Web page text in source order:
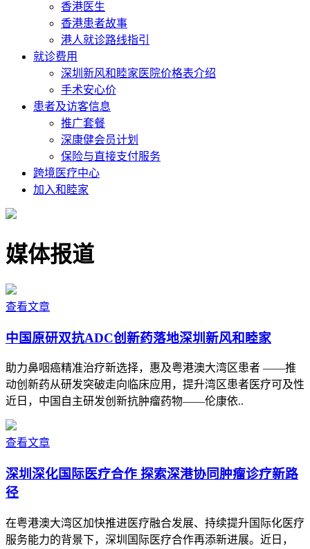
香港医生
香港患者故事
港人就诊路线指引
就诊费用
深圳新风和睦家医院价格表介绍
手术安心价
患者及访客信息
推广套餐
深康健会员计划
保险与直接支付服务
跨境医疗中心
加入和睦家
媒体报道
查看文章
中国原研双抗ADC创新药落地深圳新风和睦家
助力鼻咽癌精准治疗新选择，惠及粤港澳大湾区患者 ——推
动创新药从研发突破走向临床应用，提升湾区患者医疗可及性
近日，中国自主研发创新抗肿瘤药物——伦康依..
查看文章
深圳深化国际医疗合作 探索深港协同肿瘤诊疗新路
径
在粤港澳大湾区加快推进医疗融合发展、持续提升国际化医疗
服务能力的背景下，深圳国际医疗合作再添新进展。近日，